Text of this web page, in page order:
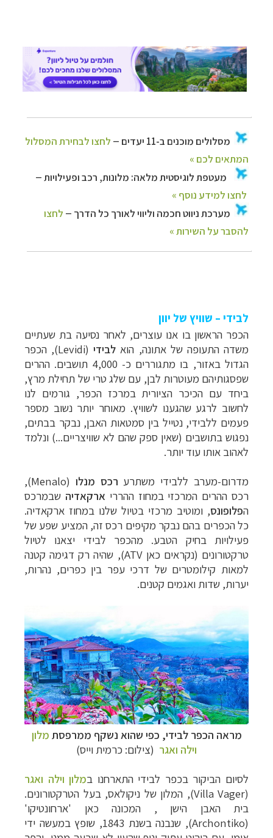
לבידי – שוויץ של יוון
הכפר הראשון בו אנו עוצרים, לאחר נסיעה בת שעתיים
משדה התעופה של אתונה, הוא לבידי(
Levidi), הכפר
הגדול באזור, בו מתגוררים כ- 4,000 תושבים. ההרים
שפסגותיהם מעוטרות לבן, עם שלג טרי של תחילת מרץ,
ביחד עם הכיכר הציורית במרכז הכפר, גורמים לנו
לחשוב לרגע שהגענו לשוויץ. מאוחר יותר נשוב מספר
פעמים ללבידי, נטייל בין סמטאות האבן, נבקר בבתים,
נפגוש בתושבים (שאין ספק שהם לא שוויצריים...) ונלמד
לאהוב אותו עוד יותר.
מדרום-מערב ללבידי משתרע רכס מנלו (
Menalo
),
רכס ההרים המרכזי במחוז ההררי ארקאדיה שבמרכס
הפלופונס, ומוטיב מרכזי בטיול שלנו במחוז ארקאדיה.
כל הכפרים בהם נבקר מקיפים רכס זה, המציע שפע של
פעילויות בחיק הטבע. מהכפר לבידי יצאנו לטיול
טרקטורונים (נקראים כאןATV), שהיה רק דגימה קטנה
למאות קילומטרים של דרכי עפר בין כפרים, נהרות,
יערות, שדות ואגמים קטנים.
מראה הכפר לבידי, כפי שהוא נשקף ממרפסת מלון
וילה ואגר (צילום: כרמית וייס)
לסיום הביקור בכפר לבידי התארחנו במלון וילה ואגר
(
Villa Vager), המלון של ניקולאס, בעל הטרקטורונים.
בית האבן הישן , המכונה כאן 'ארחונטיקו'
(
Archontiko
), שנבנה בשנת 1843, שופץ במעשה ידי